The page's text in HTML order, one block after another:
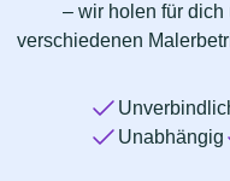
– wir holen für
verschiedenen
Unabhängig